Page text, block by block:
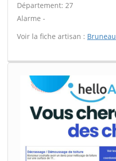
Département: 27
Alarme -
Voir la fiche artisan : Bruneau